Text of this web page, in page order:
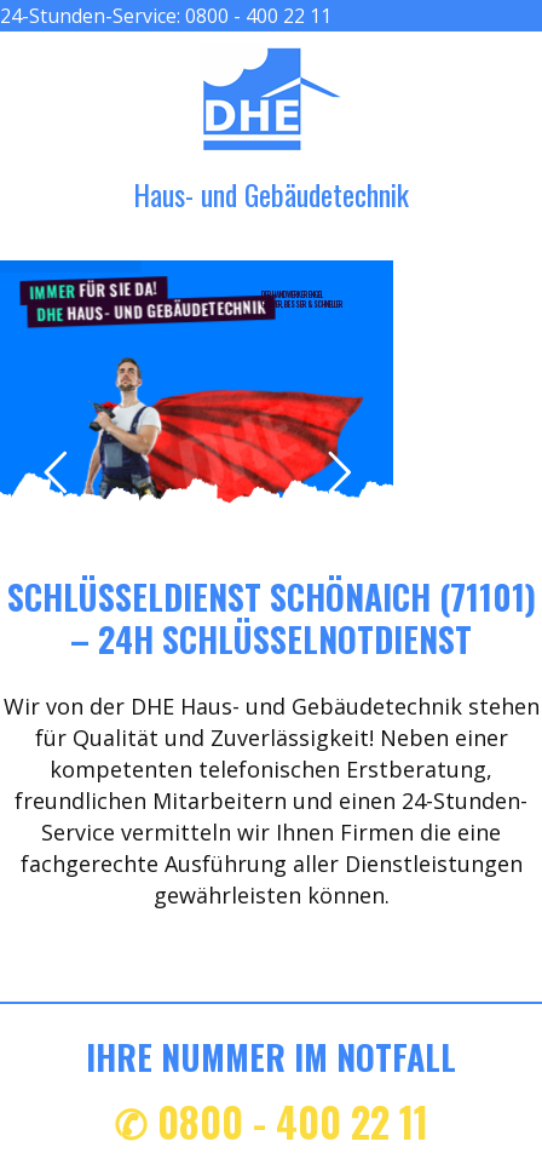
24-Stunden-Service: 0800 - 400 22 11
Haus- und Gebäudetechnik
IMMERFÜR SIE DA!
DHEHAUS- UND GEBÄUDETECHNIK
DER HANDWERKER ENGEL
GRÖßER, BESSER & SCHNELLER
SCHLÜSSELDIENST SCHÖNAICH (71101)
– 24H SCHLÜSSELNOTDIENST
Wir von der DHE Haus- und Gebäudetechnik stehen
für Qualität und Zuverlässigkeit! Neben einer
kompetenten telefonischen Erstberatung,
freundlichen Mitarbeitern und einen 24-Stunden-
Service vermitteln wir Ihnen Firmen die eine
fachgerechte Ausführung aller Dienstleistungen
gewährleisten können.
IHRE NUMMER IM NOTFALL
✆ 0800 - 400 22 11